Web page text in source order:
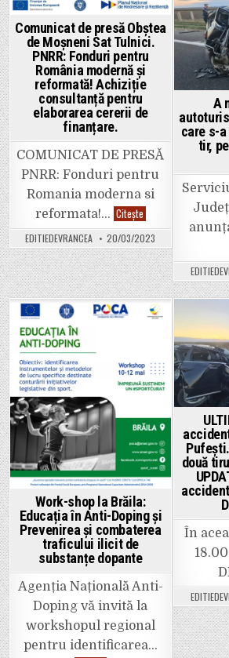
fost
înmormântat.
Posted
in
Comunicat de presă Obștea
de Moșneni Sat Tulnici.
PNRR: Fonduri pentru
România modernă și
reformată! Achiziție
consultanță pentru
elaborarea cererii de
finanțare.
COMUNICAT DE PRESĂ
PNRR: Fonduri pentru
Romania moderna si
reformata!… CiteșteComunicat
de
presă
Obștea
de
Moșneni
Sat
Tulnici.
PNRR:
Fonduri
pentru
România
modernă
reformată!
Achiziție
consultanță
pentru
elaborarea
de
finanțare.
EDITIEDEVRANCEA 20/03/2023
A
care s-
tir,
Posted
in
Work-shop la Brăila:
Educația în Anti-Doping și
Prevenirea și combaterea
traficului ilicit de
substanțe dopante
Agenția Națională Anti-
Doping vă invită la
workshopul regional
pentru identificarea…
două
În